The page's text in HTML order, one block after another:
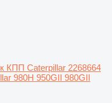
КПП Caterpillar 2268664
980H 950GII 980GII